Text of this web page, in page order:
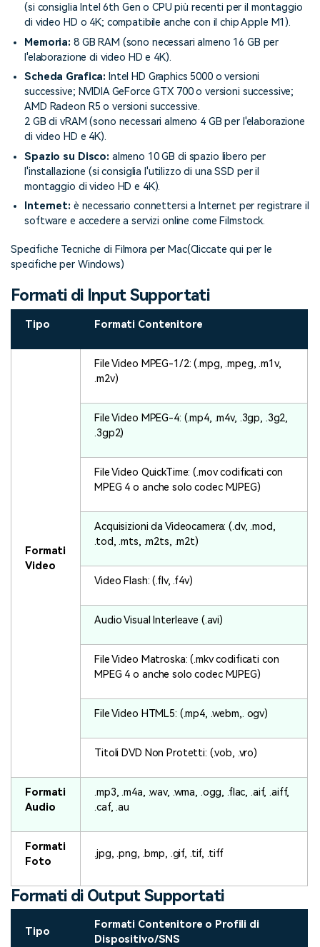
(si consiglia Intel 6th Gen o CPU più recenti per il montaggio
di video HD o 4K; compatibile anche con il chip Apple M1).
Memoria: 8 GB RAM (sono necessari almeno 16 GB per
l'elaborazione di video HD e 4K).
Scheda Grafica: Intel HD Graphics 5000 o versioni
successive; NVIDIA GeForce GTX 700 o versioni successive;
AMD Radeon R5 o versioni successive.
2 GB di vRAM (sono necessari almeno 4 GB per l'elaborazione
di video HD e 4K).
Spazio su Disco: almeno 10 GB di spazio libero per
l'installazione (si consiglia l'utilizzo di una SSD per il
montaggio di video HD e 4K).
Internet: è necessario connettersi a Internet per registrare il
software e accedere a servizi online come Filmstock.
Specifiche Tecniche di Filmora per Mac(Cliccate qui per le
specifiche per Windows)
Formati di Input Supportati
Tipo Formati Contenitore
Formati
Video
File Video MPEG-1/2: (.mpg, .mpeg, .m1v,
.m2v)
File Video MPEG-4: (.mp4, .m4v, .3gp, .3g2,
.3gp2)
File Video QuickTime: (.mov codificati con
MPEG 4 o anche solo codec MJPEG)
Acquisizioni da Videocamera: (.dv, .mod,
.tod, .mts, .m2ts, .m2t)
Video Flash: (.flv, .f4v)
Audio Visual Interleave (.avi)
File Video Matroska: (.mkv codificati con
MPEG 4 o anche solo codec MJPEG)
File Video HTML5: (.mp4, .webm,. ogv)
Titoli DVD Non Protetti: (.vob, .vro)
Formati
Audio
.mp3, .m4a, .wav, .wma, .ogg, .flac, .aif, .aiff,
.caf, .au
Formati
Foto
.jpg, .png, .bmp, .gif, .tif, .tiff
Formati di Output Supportati
Tipo
Formati Contenitore o Profili di
Dispositivo/SNS